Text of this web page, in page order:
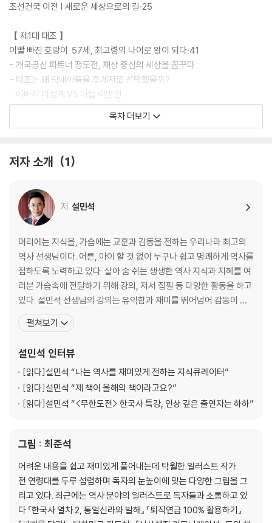
조선건국 이전 | 새로운 세상으로의 길·25
【 제1대 태조 】
이빨 빠진 호랑이. 57세, 최고령의 나이로 왕이 되다·41
- 개국공신 파트너 정도전, 재상 중심의 세상을 꿈꾸다
- 태조는 왜 막내아들을 후계자로 선택했을까?
- 아버지 이성계 VS 아들 이방원
- 동생 이방원(태종)을 ‘왕세자’로 선언하다
【 제3대 태종 】
진짜 호랑이. 조선 유일! 과거에 합격한 임금? 왕권을 강화하다!·77
- 피로 잡은 왕좌, 참된 왕권을 선보이다
- 자발적인 의지로 왕위에서 내려온 유일한 임금
【 제4대 세종 】
위대한 호랑이. 백성의, 백성에 의한, 백성을 위한 임금·101
- 노력하는 천재, 세종!
- 행복한 백성들 뒤에는 뼈 빠지게 고생하는 신하들이 있었다?!
【 제5대 문종 】
피곤한 호랑이. 세자만 30년, 아버지 세종을 쏙 닮은 임금·139
- 문종(文宗)은 사실 무종(武宗)이어야 했다?!
【 제6대 단종 】
- 단종이 고명대신에게 의지할 수밖에 없었던 이유
- 수양대군, 조카인 어린 왕에게 칼을 겨누다!
【 제7대 세조 】
목차 더보기
저자 소개 1
저 설민석
머리에는 지식을, 가슴에는 교훈과 감동을 전하는 우리나라 최고의
역사 선생님이다. 어른, 아이 할 것 없이 누구나 쉽고 명쾌하게 역사를
접하도록 노력하고 있다. 살아 숨 쉬는 생생한 역사 지식과 지혜를 여
러분 가슴속에 전달하기 위해 강의, 저서 집필 등 다양한 활동을 하고
있다. 설민석 선생님의 강의는 유익함과 재미를 뛰어넘어 감동이 있
다. 사람들이 원하는 메시지, 대중들에게 꼭 필요한 지식을 한국사와
접목하여 남녀노소 누구나 이해하기 쉽게 전달한다. ‘한국사는 지루
운 콘텐츠로 인식된다. 20년 이상을 수험생들을
펼쳐보기
설민석 인터뷰
[읽다]설민석 “나는 역사를 재미있게 전하는 지식큐레이터”
[읽다]설민석 “제 책이 올해의 책이라고요?”
[읽다]설민석 “<무한도전> 한국사 특강, 인상 깊은 출연자는 하하”
그림 : 최준석
어려운 내용을 쉽고 재미있게 풀어내는데 탁월한 일러스트 작가.
전 연령대를 두루 섭렵하며 독자의 눈높이에 맞는 다양한 그림을 그
리고 있다. 최근에는 역사 분야의 일러스트로 독자들과 소통하고 있
다.『한국사 열차 2, 통일신라와 발해』 『퇴직연금 100% 활용하기』